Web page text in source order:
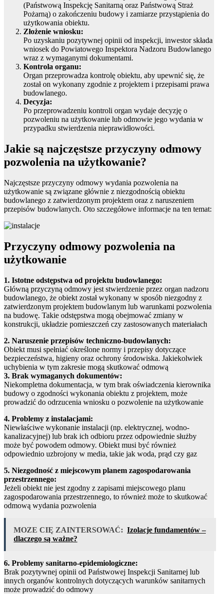
(Państwową Inspekcję Sanitarną oraz Państwową Straż
Pożarną) o zakończeniu budowy i zamiarze przystąpienia do
użytkowania obiektu.
Złożenie wniosku:
Po uzyskaniu pozytywnej opinii od inspekcji, inwestor składa
wniosek do Powiatowego Inspektora Nadzoru Budowlanego
wraz z wymaganymi dokumentami.
Kontrola organu:
Organ przeprowadza kontrolę obiektu, aby upewnić się, że
został on wykonany zgodnie z projektem i przepisami prawa
budowlanego.
Decyzja:
Po przeprowadzeniu kontroli organ wydaje decyzję o
pozwoleniu na użytkowanie lub odmowie jego wydania w
przypadku stwierdzenia nieprawidłowości.
Jakie są najczęstsze przyczyny odmowy
pozwolenia na użytkowanie?
Najczęstsze przyczyny odmowy wydania pozwolenia na
użytkowanie są związane głównie z niezgodnością obiektu
budowlanego z zatwierdzonym projektem oraz z naruszeniem
przepisów budowlanych. Oto szczegółowe informacje na ten temat:
Przyczyny odmowy pozwolenia na
użytkowanie
1. Istotne odstępstwa od projektu budowlanego:
Główną przyczyną odmowy jest stwierdzenie przez organ nadzoru
budowlanego, że obiekt został wykonany w sposób niezgodny z
zatwierdzonym projektem budowlanym lub warunkami pozwolenia
na budowę. Takie odstępstwa mogą obejmować zmiany w
konstrukcji, układzie pomieszczeń czy zastosowanych materiałach
2. Naruszenie przepisów techniczno-budowlanych:
Obiekt musi spełniać określone normy i przepisy dotyczące
bezpieczeństwa, higieny oraz ochrony środowiska. Jakiekolwiek
uchybienia w tym zakresie mogą skutkować odmową
3. Brak wymaganych dokumentów:
Niekompletna dokumentacja, w tym brak oświadczenia kierownika
budowy o zgodności wykonania obiektu z projektem, może
prowadzić do odrzucenia wniosku o pozwolenie na użytkowanie
4. Problemy z instalacjami:
Niewłaściwe wykonanie instalacji (np. elektrycznej, wodno-
kanalizacyjnej) lub brak ich odbioru przez odpowiednie służby
może być powodem odmowy. Obiekt musi być również
odpowiednio uzbrojony w media, takie jak woda, prąd czy gaz
5. Niezgodność z miejscowym planem zagospodarowania
przestrzennego:
Jeżeli obiekt nie jest zgodny z zapisami miejscowego planu
zagospodarowania przestrzennego, to również może to skutkować
odmową wydania pozwolenia
MOZE CIĘ ZAINTERSOWAĆ: Izolacje fundamentów –
dlaczego są ważne?
6. Problemy sanitarno-epidemiologiczne:
Brak pozytywnej opinii od Państwowej Inspekcji Sanitarnej lub
innych organów kontrolnych dotyczących warunków sanitarnych
może prowadzić do odmowy